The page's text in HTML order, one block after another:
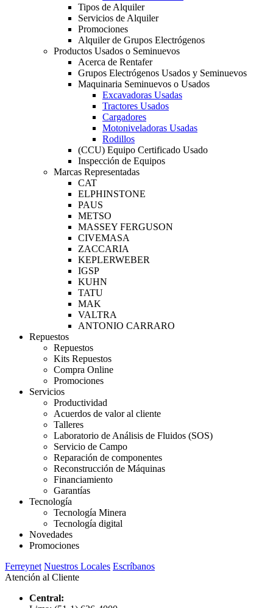
Tipos de Alquiler
Servicios de Alquiler
Promociones
Alquiler de Grupos Electrógenos
Productos Usados o Seminuevos
Acerca de Rentafer
Grupos Electrógenos Usados y Seminuevos
Maquinaria Seminuevos o Usados
Excavadoras Usadas
Tractores Usados
Cargadores
Motoniveladoras Usadas
Rodillos
(CCU) Equipo Certificado Usado
Inspección de Equipos
Marcas Representadas
CAT
ELPHINSTONE
PAUS
METSO
MASSEY FERGUSON
CIVEMASA
ZACCARIA
KEPLERWEBER
IGSP
KUHN
TATU
MAK
VALTRA
ANTONIO CARRARO
Repuestos
Repuestos
Kits Repuestos
Compra Online
Promociones
Servicios
Productividad
Acuerdos de valor al cliente
Talleres
Laboratorio de Análisis de Fluidos (SOS)
Servicio de Campo
Reparación de componentes
Reconstrucción de Máquinas
Financiamiento
Garantías
Tecnología
Tecnología Minera
Tecnología digital
Novedades
Promociones
Ferreynet Nuestros Locales Escríbanos
Atención al Cliente
Central: